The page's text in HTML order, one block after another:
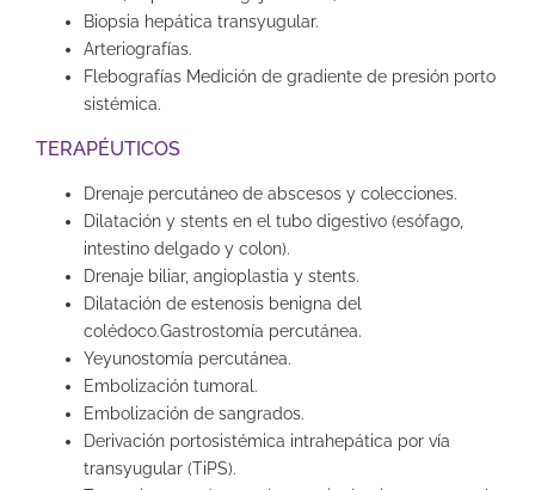
Biopsia hepática transyugular.
Arteriografías.
Flebografías Medición de gradiente de presión porto
sistémica.
TERAPÉUTICOS
Drenaje percutáneo de abscesos y colecciones.
Dilatación y stents en el tubo digestivo (esófago,
intestino delgado y colon).
Drenaje biliar, angioplastia y stents.
Dilatación de estenosis benigna del
colédoco.Gastrostomía percutánea.
Yeyunostomía percutánea.
Embolización tumoral.
Embolización de sangrados.
Derivación portosistémica intrahepática por vía
transyugular (TiPS).